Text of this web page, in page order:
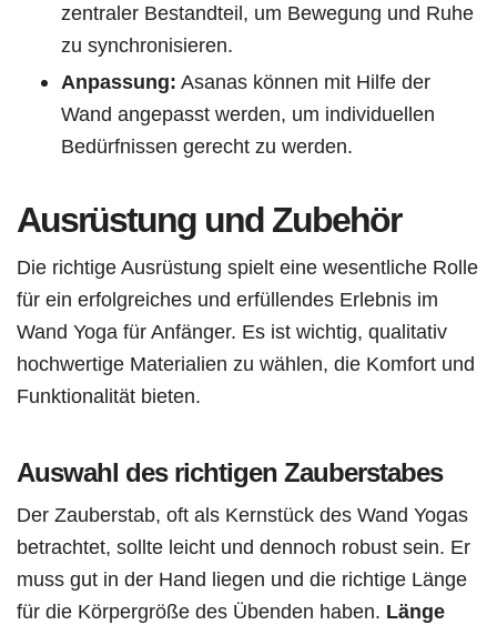
zentraler Bestandteil, um Bewegung und Ruhe
zu synchronisieren.
Anpassung: Asanas können mit Hilfe der
Wand angepasst werden, um individuellen
Bedürfnissen gerecht zu werden.
Ausrüstung und Zubehör
Die richtige Ausrüstung spielt eine wesentliche Rolle
für ein erfolgreiches und erfüllendes Erlebnis im
Wand Yoga für Anfänger. Es ist wichtig, qualitativ
hochwertige Materialien zu wählen, die Komfort und
Funktionalität bieten.
Auswahl des richtigen Zauberstabes
Der Zauberstab, oft als Kernstück des Wand Yogas
betrachtet, sollte leicht und dennoch robust sein. Er
muss gut in der Hand liegen und die richtige Länge
für die Körpergröße des Übenden haben. Länge